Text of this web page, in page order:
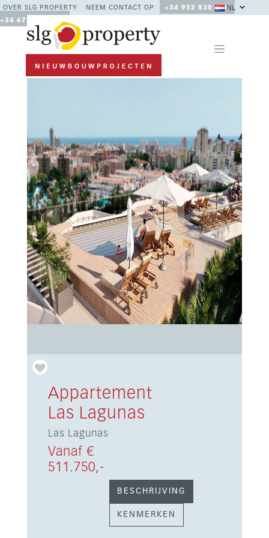
OVER SLG PROPERTY NEEM CONTACT OP
+34 952 830 378 /
+34 677 670 480
NL
Previous Next
Appartement
Las Lagunas
Las Lagunas
Vanaf €
511.750,-
BESCHRIJVING
KENMERKEN